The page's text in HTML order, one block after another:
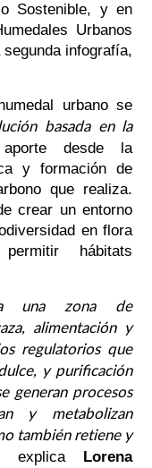
Sostenible, y en
Urbanos
infografía,
urbano se
basada en la
desde la
y formación de
que realiza.
crear un entorno
en flora
hábitats
una zona de
alimentación y
regulatorios que
y purificación
generan procesos
y metabolizan
también retiene y
explica
Lorena